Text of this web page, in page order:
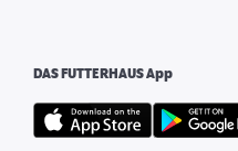
DAS FUTTERHAUS App